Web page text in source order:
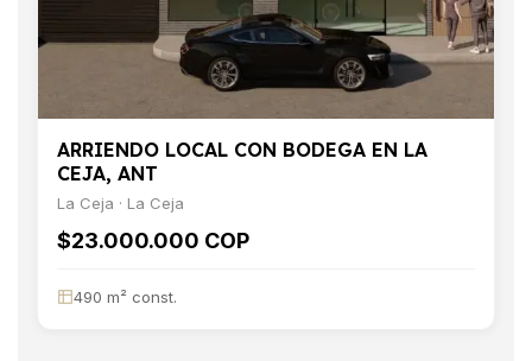
ARRIENDO LOCAL CON BODEGA EN LA
CEJA, ANT
La Ceja · La Ceja
$23.000.000 COP
490 m² const.